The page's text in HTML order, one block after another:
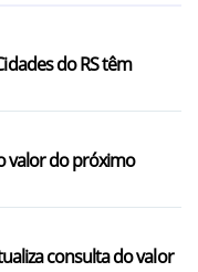
do RS têm
valor do próximo
consulta do valor